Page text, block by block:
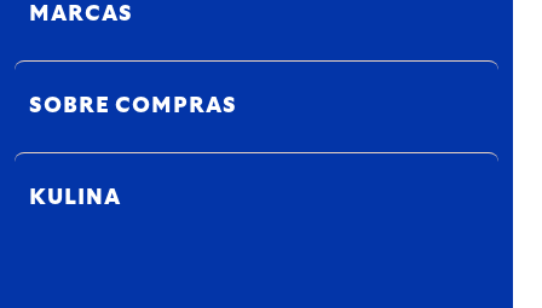
MARCAS
SOBRE COMPRAS
KULINA